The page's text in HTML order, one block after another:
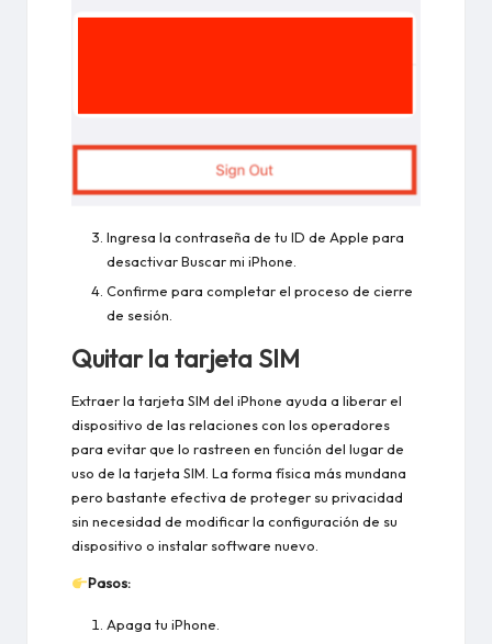
Ingresa la contraseña de tu ID de Apple para
desactivar Buscar mi iPhone.
Confirme para completar el proceso de cierre
de sesión.
Quitar la tarjeta SIM
Extraer la tarjeta SIM del iPhone ayuda a liberar el
dispositivo de las relaciones con los operadores
para evitar que lo rastreen en función del lugar de
uso de la tarjeta SIM. La forma física más mundana
pero bastante efectiva de proteger su privacidad
sin necesidad de modificar la configuración de su
dispositivo o instalar software nuevo.
Pasos:
Apaga tu iPhone.